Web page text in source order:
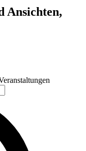
Ansichten,